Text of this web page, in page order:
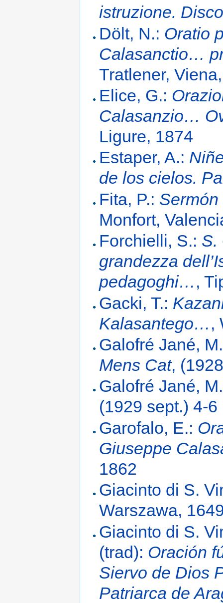
istruzione.
Dölt, N.: Oratio
Calasanctio…
Tratlener,
Elice, G.:
Calasanzio…
Ligure, 1874
Estaper, A.:
de los cielos.
Fita, P.:
Monfort,
Forchielli, S.: S.
grandezza
pedagoghi… ,
Gacki, T.:
Kalasantego… ,
Galofré Jané,
Mens Cat,
Galofré Jané,
(1929 sept.) 4-6
Garofalo, E.:
Giuseppe
1862
Giacinto di S.
Warszawa,
Giacinto di S.
(trad): Oración
Siervo de Dios
Patriarca de